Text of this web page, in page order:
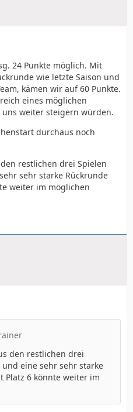
24 Punkte möglich. Mit
wie letzte Saison und
kämen wir auf 60 Punkte.
eines möglichen
weiter steigern würden.
durchaus noch
restlichen drei Spielen
sehr starke Rückrunde
weiter im möglichen
den restlichen drei
eine sehr sehr starke
Platz 6 könnte weiter im